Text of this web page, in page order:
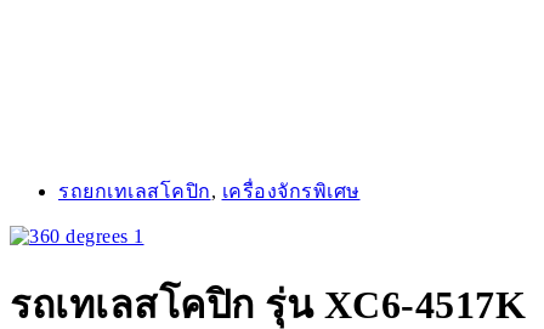
รถยกเทเลสโคปิก, เครื่องจักรพิเศษ
รถเทเลสโคปิก รุ่น XC6-4517K